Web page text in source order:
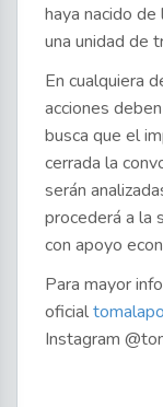
haya nacido
una unidad de
En cualquiera
acciones
busca que el
cerrada la
serán
procederá a la
con apoyo
Para mayor
oficial
Instagram